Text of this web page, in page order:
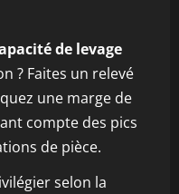
de levage
? Faites un relevé
une marge de
compte des pics
de pièce.
selon la